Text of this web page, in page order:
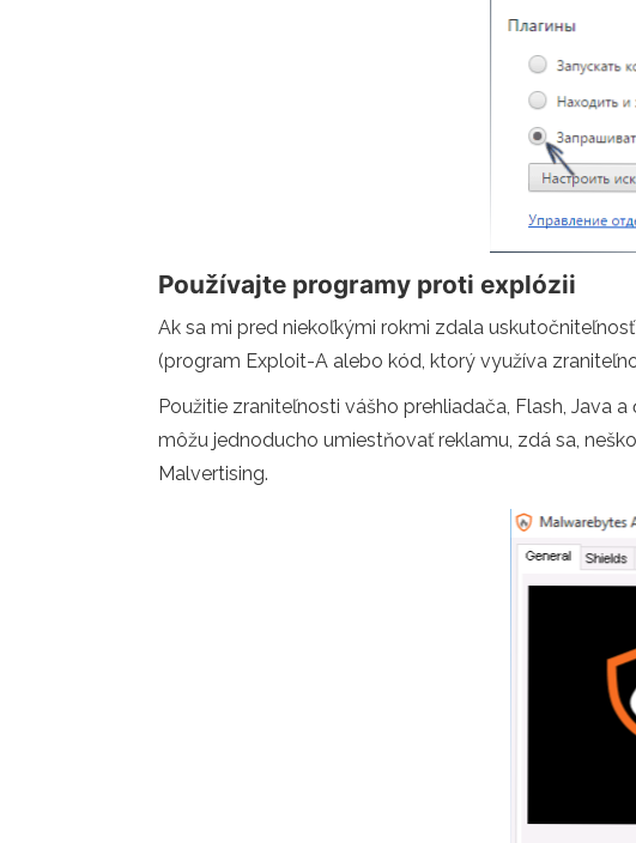
Používajte programy proti explózii
Ak sa mi pred niekoľkými rokmi zdala
(program Exploit-A alebo kód, ktorý využíva
Použitie zraniteľnosti vášho prehliadača, Flash, Java
môžu jednoducho umiestňovať reklamu, zdá sa,
Malvertising.